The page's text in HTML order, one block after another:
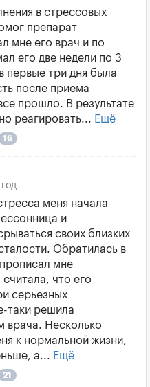
в стрессовых
препарат
мне его врач и по
его две недели по 3
первые три дня была
после приема
прошло. В результате
реагировать... Ещё
16
меня начала
и
своих близких
Обратилась в
мне
что его
серьезных
таки решила
врача. Несколько
к нормальной жизни,
а... Ещё
21